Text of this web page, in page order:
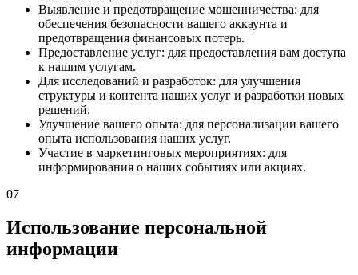
Выявление и предотвращение мошенничества: для
обеспечения безопасности вашего аккаунта и
предотвращения финансовых потерь.
Предоставление услуг: для предоставления вам доступа
к нашим услугам.
Для исследований и разработок: для улучшения
структуры и контента наших услуг и разработки новых
решений.
Улучшение вашего опыта: для персонализации вашего
опыта использования наших услуг.
Участие в маркетинговых мероприятиях: для
информирования о наших событиях или акциях.
07
Использование персональной
информации